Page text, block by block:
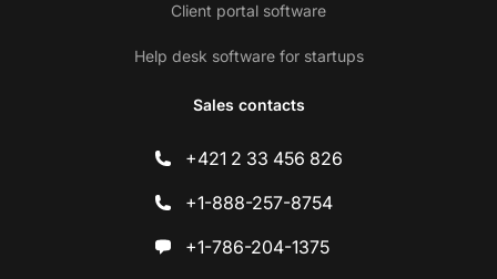
Client portal software
Help desk software for startups
Sales contacts
+421 2 33 456 826
+1-888-257-8754
+1-786-204-1375